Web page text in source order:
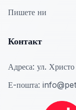
Пишете ни
Контакт
Адреса: ул.
Е-пошта: